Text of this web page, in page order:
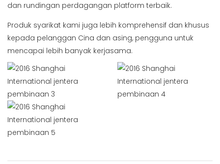
dan rundingan perdagangan platform terbaik.
Produk syarikat kami juga lebih komprehensif dan khusus
kepada pelanggan Cina dan asing, pengguna untuk
mencapai lebih banyak kerjasama.